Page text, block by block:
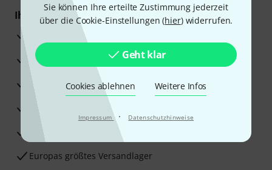
Sie können Ihre erteilte Zustimmung jederzeit
über die Cookie-Einstellungen (hier) widerrufen.
Geht klar
Cookies ablehnen Weitere Infos
Impressum · Datenschutzhinweise
Ihre Vorteile
3 Jahre Thomann Garantie
30 Tage Money-Back-Garantie
Reparaturservice
Beratung durch Fachexperten
Zufriedenheitsgarantie
Europas größtes Versandlager